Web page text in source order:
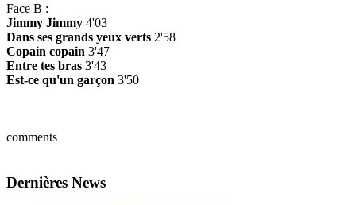
Face B :
Jimmy Jimmy 4'03
Dans ses grands yeux verts 2'58
Copain copain 3'47
Entre tes bras 3'43
Est-ce qu'un garçon 3'50
comments
Dernières News